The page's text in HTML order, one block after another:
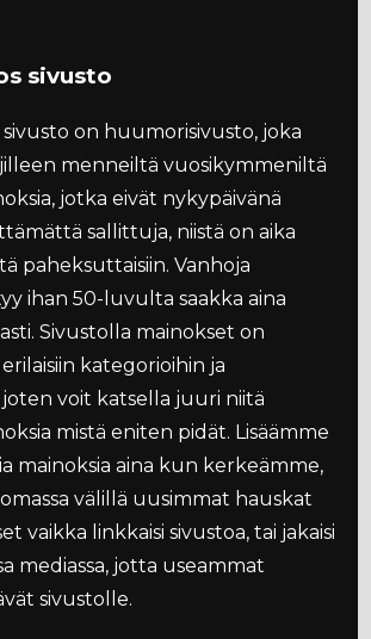
sivusto
sivusto on huumorisivusto, joka
menneiltä vuosikymmeniltä
jotka eivät nykypäivänä
sallittuja, niistä on aika
paheksuttaisiin. Vanhoja
ihan 50-luvulta saakka aina
Sivustolla mainokset on
kategorioihin ja
joten voit katsella juuri niitä
mistä eniten pidät. Lisäämme
mainoksia aina kun kerkeämme,
välillä uusimmat hauskat
vaikka linkkaisi sivustoa, tai jakaisi
mediassa, jotta useammat
sivustolle.